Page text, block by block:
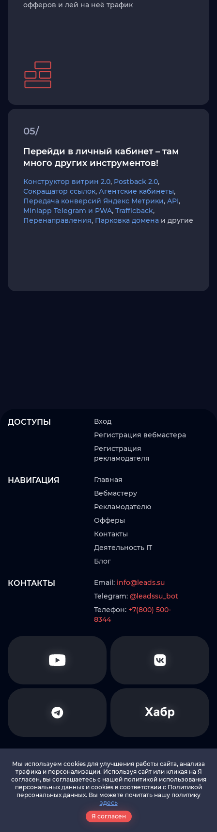
офферов и лей на неё трафик
05/
Перейди в личный кабинет – там
много других инструментов!
Конструктор витрин 2.0, Postback 2.0,
Сокращатор ссылок, Агентские кабинеты,
Передача конверсий Яндекс Метрики, API,
Miniapp Telegram и PWA, Trafficback,
Перенаправления, Парковка домена и другие
ДОСТУПЫ
Вход
Регистрация вебмастера
Регистрация
рекламодателя
НАВИГАЦИЯ
Главная
Вебмастеру
Рекламодателю
Офферы
Контакты
Деятельность IT
Блог
КОНТАКТЫ Email: info@leads.su
Telegram: @leadssu_bot
Телефон: +7(800) 500-
8344
© 2010-2026 LEADS.SU Все права защищены
Политика в отношении обработки
персональных данных
Мы используем cookies для улучшения работы сайта, анализа
трафика и персонализации. Используя сайт или кликая на Я
согласен, вы соглашаетесь с нашей политикой использования
персональных данных и cookies в соответствии c Политикой
персональных данных. Вы можете почитать нашу политику
здесь
Я согласен